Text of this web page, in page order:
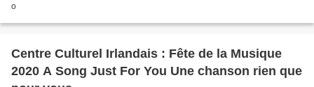
o
Centre Culturel Irlandais : Fête de la Musique
2020 A Song Just For You Une chanson rien que